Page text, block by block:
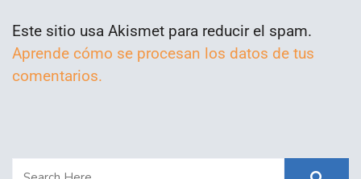
Este sitio usa Akismet para reducir el spam.
Aprende cómo se procesan los datos de tus
comentarios.